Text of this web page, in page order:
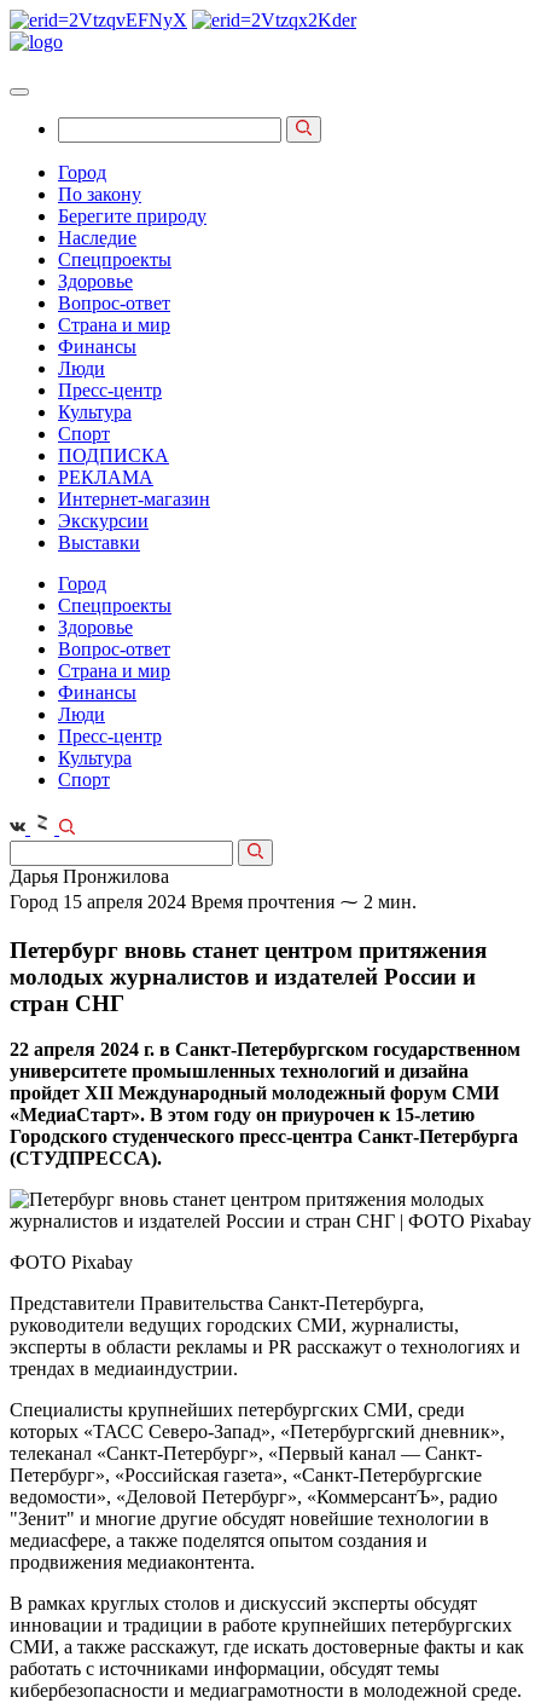
Город
По закону
Берегите природу
Наследие
Спецпроекты
Здоровье
Вопрос-ответ
Страна и мир
Финансы
Люди
Пресс-центр
Культура
Спорт
ПОДПИСКА
РЕКЛАМА
Интернет-магазин
Экскурсии
Выставки
Город
Спецпроекты
Здоровье
Вопрос-ответ
Страна и мир
Финансы
Люди
Пресс-центр
Культура
Спорт
Дарья Пронжилова
Город 15 апреля 2024 Время прочтения ⁓ 2 мин.
Петербург вновь станет центром притяжения
молодых журналистов и издателей России и
стран СНГ
22 апреля 2024 г. в Санкт-Петербургском государственном
университете промышленных технологий и дизайна
пройдет XII Международный молодежный форум СМИ
«МедиаСтарт». В этом году он приурочен к 15-летию
Городского студенческого пресс-центра Санкт-Петербурга
(СТУДПРЕССА).
ФОТО Pixabay
Представители Правительства Санкт-Петербурга,
руководители ведущих городских СМИ, журналисты,
эксперты в области рекламы и PR расскажут о технологиях и
трендах в медиаиндустрии.
Специалисты крупнейших петербургских СМИ, среди
которых «ТАСС Северо-Запад», «Петербургский дневник»,
телеканал «Санкт-Петербург», «Первый канал — Санкт-
Петербург», «Российская газета», «Санкт-Петербургские
ведомости», «Деловой Петербург», «КоммерсантЪ», радио
"Зенит" и многие другие обсудят новейшие технологии в
медиасфере, а также поделятся опытом создания и
продвижения медиаконтента.
В рамках круглых столов и дискуссий эксперты обсудят
инновации и традиции в работе крупнейших петербургских
СМИ, а также расскажут, где искать достоверные факты и как
работать с источниками информации, обсудят темы
кибербезопасности и медиаграмотности в молодежной среде.